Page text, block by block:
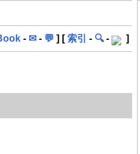
- ✉ - 💬 ] [索引 - 🔍- ]